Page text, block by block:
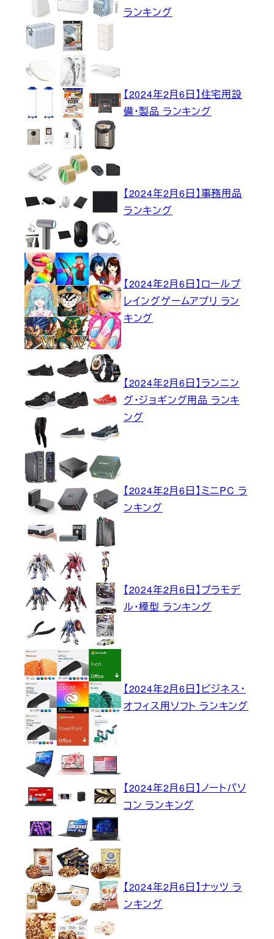
ランキング
【2024年2月6日】住宅用設
備・製品 ランキング
【2024年2月6日】事務用品
ランキング
【2024年2月6日】ロールプ
レイングゲームアプリ ラン
キング
【2024年2月6日】ランニン
グ・ジョギング用品 ランキ
ング
【2024年2月6日】ミニPC ラ
ンキング
【2024年2月6日】プラモデ
ル・模型 ランキング
【2024年2月6日】ビジネス・
オフィス用ソフト ランキング
【2024年2月6日】ノートパソ
コン ランキング
【2024年2月6日】ナッツ ラ
ンキング